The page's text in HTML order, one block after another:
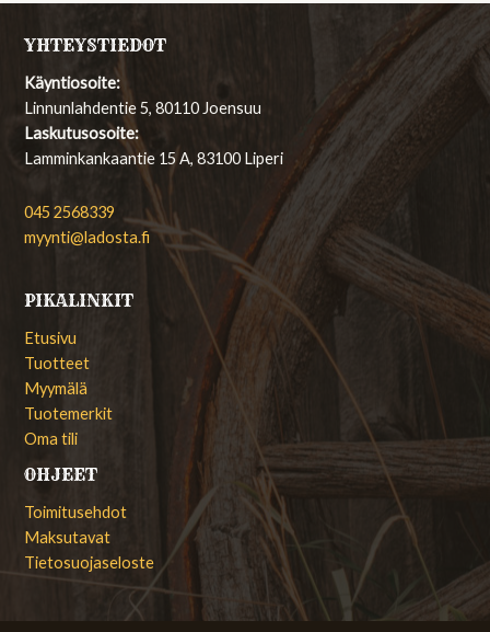
YHTEYSTIEDOT
Käyntiosoite:
Linnunlahdentie 5, 80110 Joensuu
Laskutusosoite:
Lamminkankaantie 15 A, 83100 Liperi
045 2568339
myynti@ladosta.fi
PIKALINKIT
Etusivu
Tuotteet
Myymälä
Tuotemerkit
Oma tili
OHJEET
Toimitusehdot
Maksutavat
Tietosuojaseloste